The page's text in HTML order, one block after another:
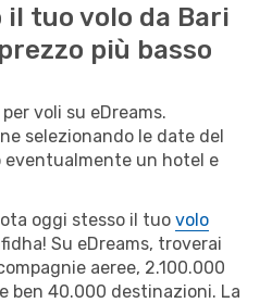
tuo volo da Bari
più basso
voli su eDreams.
selezionando le date del
un hotel e
oggi stesso il tuo volo
Su eDreams, troverai
aeree, 2.100.000
ben 40.000 destinazioni. La